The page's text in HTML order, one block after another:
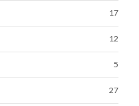
17
12
5
27